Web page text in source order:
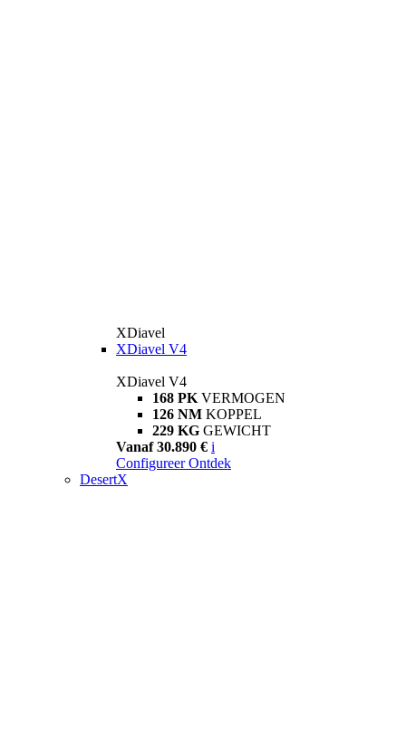
XDiavel
XDiavel V4
XDiavel V4
168 PK VERMOGEN
126 NM KOPPEL
229 KG GEWICHT
Vanaf 30.890 € i
Configureer Ontdek
DesertX